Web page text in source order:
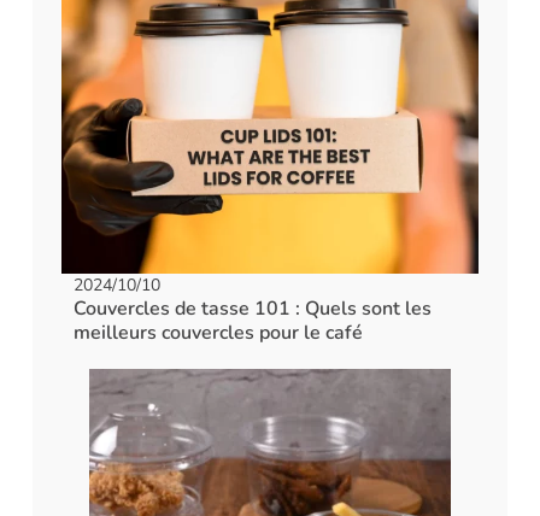
2024/10/10
Couvercles de tasse 101 : Quels sont les
meilleurs couvercles pour le café